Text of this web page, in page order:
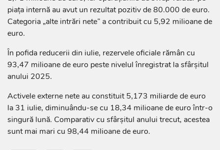
piața internă au avut un rezultat pozitiv de 80.000 de euro.
Categoria „alte intrări nete” a contribuit cu 5,92 milioane de
euro.
În pofida reducerii din iulie, rezervele oficiale rămân cu
93,47 milioane de euro peste nivelul înregistrat la sfârșitul
anului 2025.
Activele externe nete au constituit 5,173 miliarde de euro
la 31 iulie, diminuându-se cu 18,34 milioane de euro într-o
singură lună. Comparativ cu sfârșitul anului trecut, acestea
sunt mai mari cu 98,44 milioane de euro.